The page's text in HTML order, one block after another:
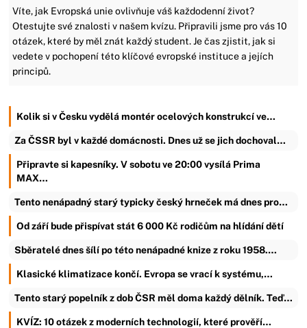
Víte, jak Evropská unie ovlivňuje váš každodenní život?
Otestujte své znalosti v našem kvízu. Připravili jsme pro vás 10
otázek, které by měl znát každý student. Je čas zjistit, jak si
vedete v pochopení této klíčové evropské instituce a jejích
principů.
Kolik si v Česku vydělá montér ocelových konstrukcí ve…
Za ČSSR byl v každé domácnosti. Dnes už se jich dochoval…
Připravte si kapesníky. V sobotu ve 20:00 vysílá Prima
MAX…
Tento nenápadný starý typicky český hrneček má dnes pro…
Od září bude přispívat stát 6 000 Kč rodičům na hlídání dětí
Sběratelé dnes šílí po této nenápadné knize z roku 1958.…
Klasické klimatizace končí. Evropa se vrací k systému,…
Tento starý popelník z dob ČSR měl doma každý dělník. Teď…
KVÍZ: 10 otázek z moderních technologií, které prověří…